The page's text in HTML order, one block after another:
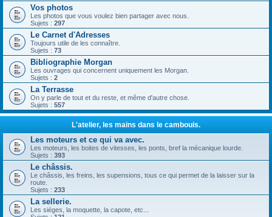
Vos photos
Les photos que vous voulez bien partager avec nous.
Sujets : 297
Le Carnet d'Adresses
Toujours utile de les connaître.
Sujets : 73
Bibliographie Morgan
Les ouvrages qui concernent uniquement les Morgan.
Sujets : 2
La Terrasse
On y parle de tout et du reste, et même d'autre chose.
Sujets : 557
L'atelier, les mains dans le cambouis.
Les moteurs et ce qui va avec.
Les moteurs, les boites de vitesses, les ponts, bref la mécanique lourde.
Sujets : 393
Le châssis.
Le châssis, les freins, les supensions, tous ce qui permet de la laisser sur la
route.
Sujets : 233
La sellerie.
Les siéges, la moquette, la capote, etc...